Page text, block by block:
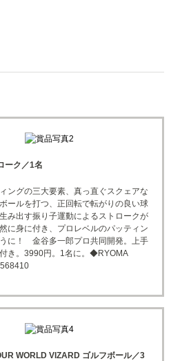
ーク／1名
ングの三大要素、真っ直ぐスクェアな
ールを打つ、正回転で転がりの良い球
み出す振り子運動によるストロークが
に身に付き、プロレベルのパッティン
に！ 金谷多一郎プロ共同開発。上手
き。3990円。1名に。◆RYOMA
WORLD VIZARD ゴルフボール／3